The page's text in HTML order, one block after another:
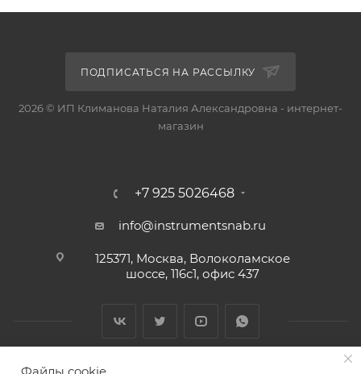
ПОДПИСАТЬСЯ НА РАССЫЛКУ
2026 © ИП Климанова Наталия Александровна - интернет-
магазин
+7 925 5026468
info@instrumentsnab.ru
125371, Москва, Волоколамское
шоссе, 116с1, офис 437